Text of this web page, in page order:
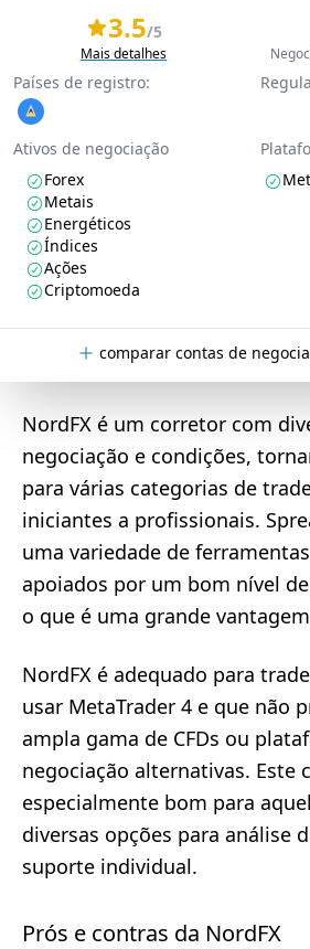
3.5/5
Mais detalhes
Países de registro:
Ativos de negociação
Forex
Metais
Energéticos
Índices
Ações
Criptomoeda
comparar contas de
NordFX é um corretor com
negociação e condições,
para várias categorias de
iniciantes a profissionais.
uma variedade de
apoiados por um bom nível
o que é uma grande
NordFX é adequado para
usar MetaTrader 4 e que não
ampla gama de CFDs ou
negociação alternativas. Este
especialmente bom para
diversas opções para análise
suporte individual.
Prós e contras da NordFX